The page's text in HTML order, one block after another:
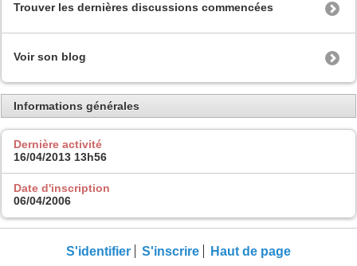
Trouver les dernières discussions commencées
Voir son blog
Informations générales
Dernière activité
16/04/2013 13h56
Date d'inscription
06/04/2006
S'identifier S'inscrire Haut de page